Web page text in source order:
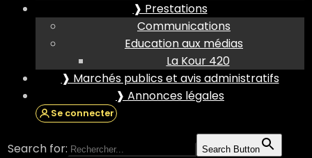
❱ Prestations
Communications
Education aux médias
La Kour 420
❱ Marchés publics et avis administratifs
❱ Annonces légales
Se connecter
Search for: Search Button